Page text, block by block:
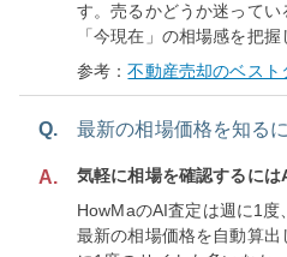
す。売るかどうか迷ってい
「今現在」の相場感を把握
参考：不動産売却のベスト
Q. 最新の相場価格を知る
A.
気軽に相場を確認するには
HowMaのAI査定は週に1度
最新の相場価格を自動算出